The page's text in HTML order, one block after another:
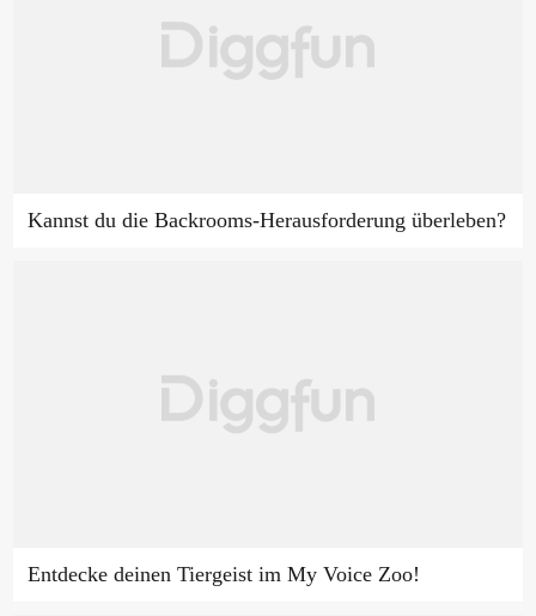
Kannst du die Backrooms-Herausforderung überleben?
Entdecke deinen Tiergeist im My Voice Zoo!